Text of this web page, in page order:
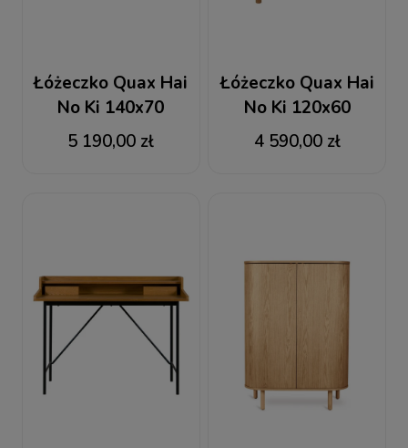
Łóżeczko Quax Hai
No Ki 140x70
5 190,00 zł
Łóżeczko Quax Hai
No Ki 120x60
4 590,00 zł